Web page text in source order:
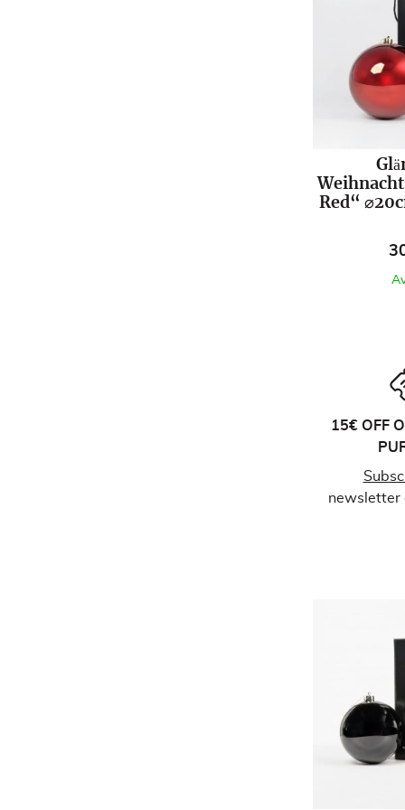
Red“
15€ OFF
newsletter